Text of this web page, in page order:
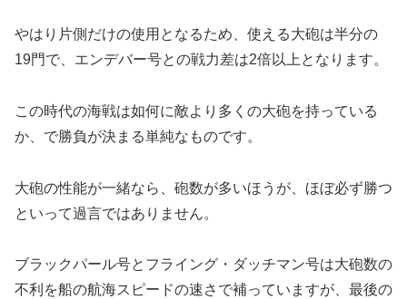
やはり片側だけの使用となるため、使える大砲は半分の
19門で、エンデバー号との戦力差は2倍以上となります。
この時代の海戦は如何に敵より多くの大砲を持っている
か、で勝負が決まる単純なものです。
大砲の性能が一緒なら、砲数が多いほうが、ほぼ必ず勝つ
といって過言ではありません。
ブラックパール号とフライング・ダッチマン号は大砲数の
不利を船の航海スピードの速さで補っていますが、最後の